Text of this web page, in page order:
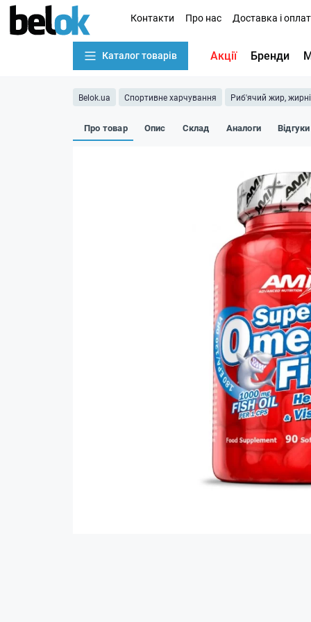
Контакти Про нас Доставка і
Каталог товарів Акції Бренди
Belok.ua Спортивне харчування Риб'ячий жир,
Про товар Опис Склад Аналоги